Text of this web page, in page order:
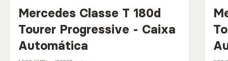
Mercedes Classe T 180d
Tourer Progressive - Caixa
Automática